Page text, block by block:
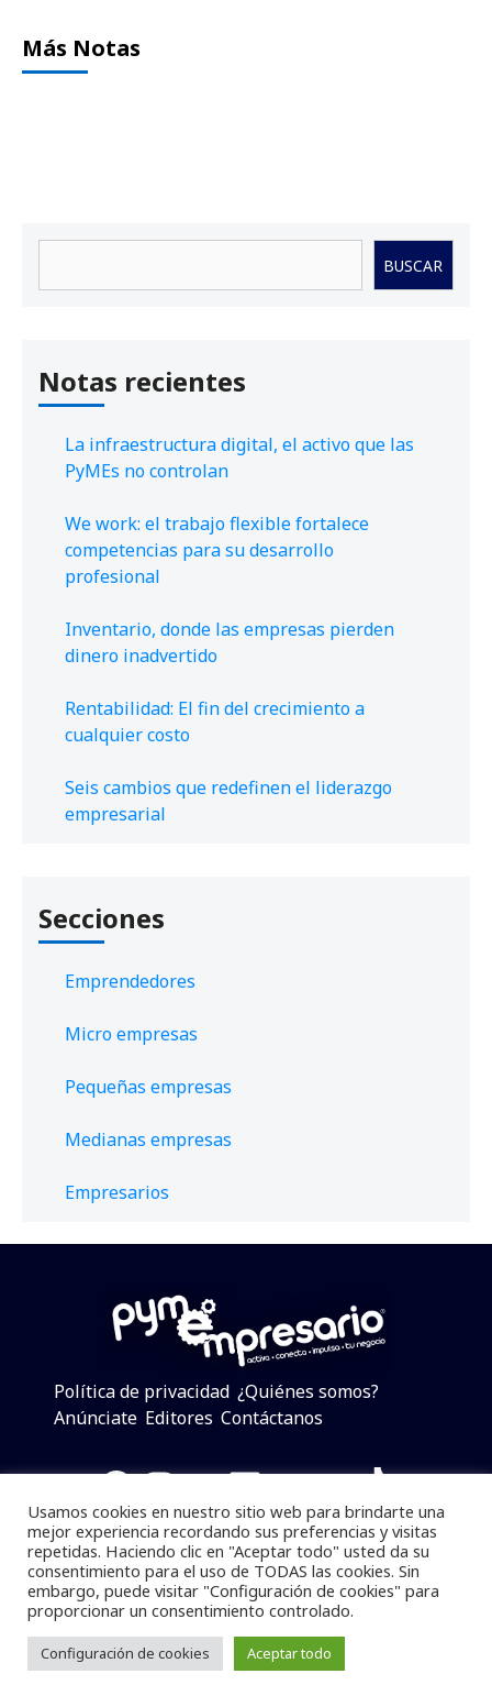
Más Notas
BUSCAR
Notas recientes
La infraestructura digital, el activo que las
PyMEs no controlan
We work: el trabajo flexible fortalece
competencias para su desarrollo
profesional
Inventario, donde las empresas pierden
dinero inadvertido
Rentabilidad: El fin del crecimiento a
cualquier costo
Seis cambios que redefinen el liderazgo
empresarial
Secciones
Emprendedores
Micro empresas
Pequeñas empresas
Medianas empresas
Empresarios
Política de privacidad ¿Quiénes somos?
Anúnciate Editores Contáctanos
Facebook
Instagram
Twitter
LinkedIn
Telegram
YouTube
TikTok
Pymempresario © 2025 Todos los derechos reservados.
Se prohibe el uso de la información total o parcial sin
dar referencia a la fuente.
Desarrollado poryalla ya!
Usamos cookies en nuestro sitio web para brindarte una
mejor experiencia recordando sus preferencias y visitas
repetidas. Haciendo clic en "Aceptar todo" usted da su
consentimiento para el uso de TODAS las cookies. Sin
embargo, puede visitar "Configuración de cookies" para
proporcionar un consentimiento controlado.
Configuración de cookies Aceptar todo